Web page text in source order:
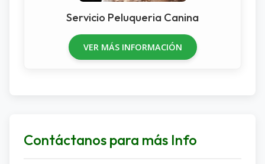
Servicio Peluqueria Canina
VER MÁS INFORMACIÓN
Contáctanos para más Info